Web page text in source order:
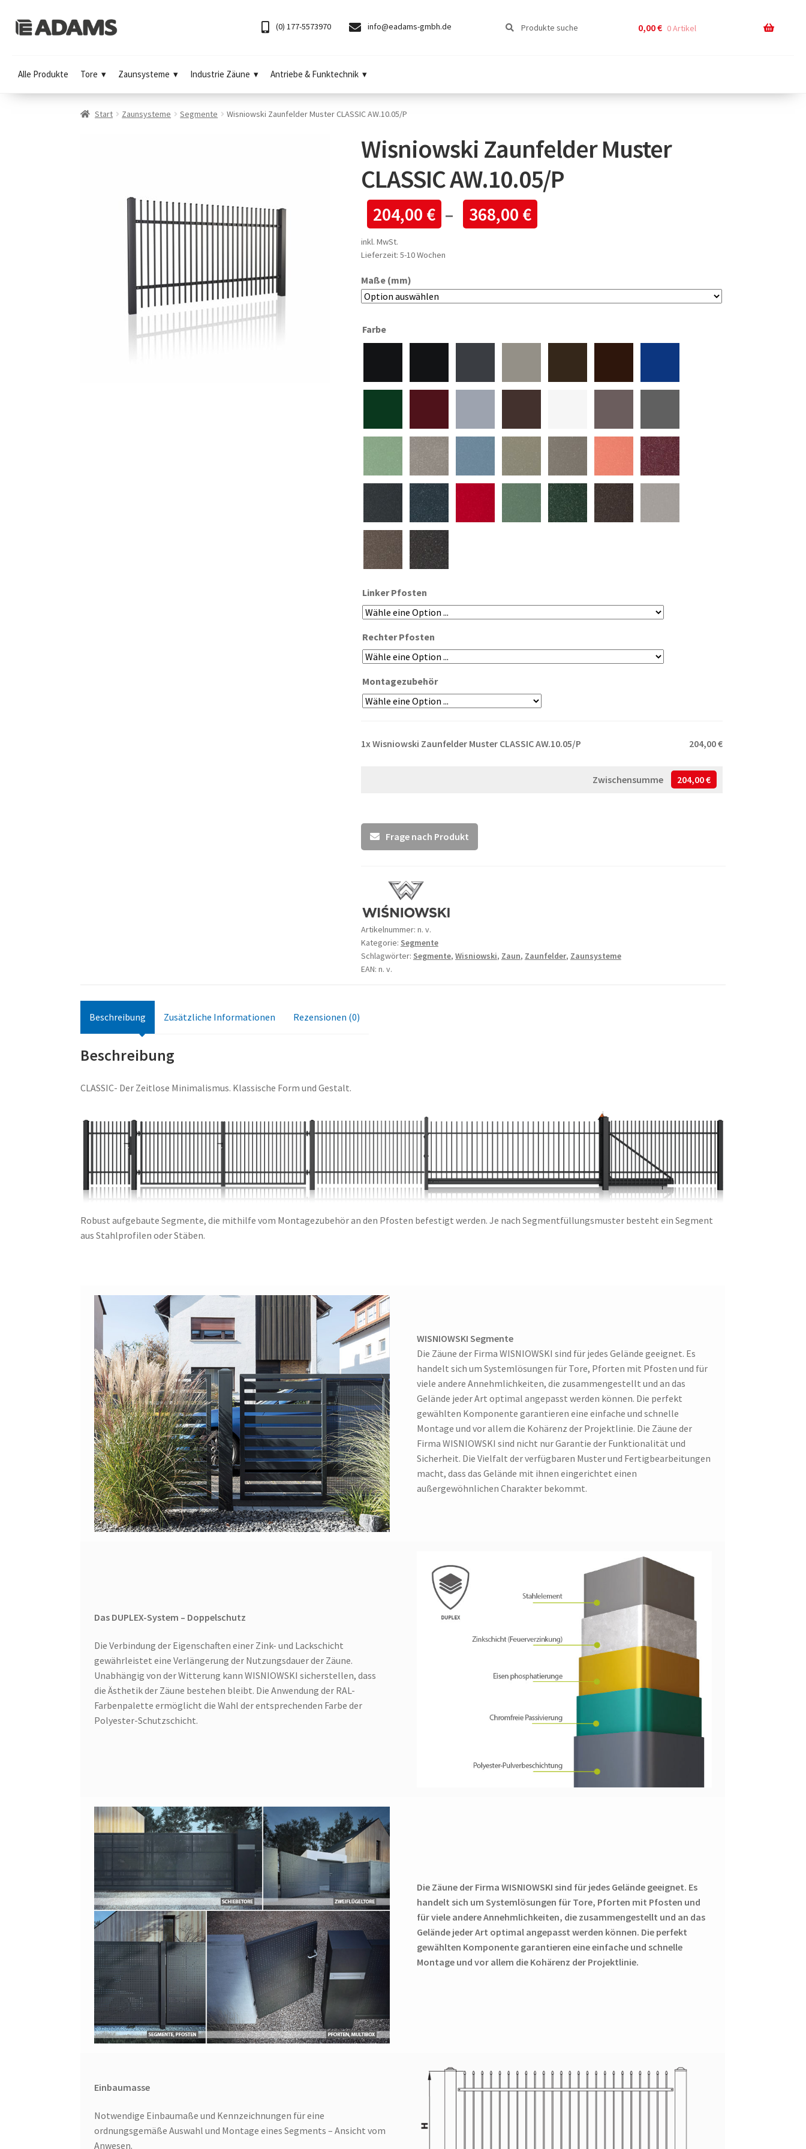
(0) 177-5573970 info@eadams-gmbh.de
nach:
0,00€ 0 Artikel
Alle Produkte Tore Zaunsysteme Industrie Zäune Antriebe & Funktechnik
Start Zaunsysteme Segmente Wisniowski Zaunfelder Muster CLASSIC AW.10.05/P
Wisniowski Zaunfelder Muster
CLASSIC AW.10.05/P
204,00 € – 368,00 €
inkl. MwSt.
Lieferzeit: 5-10 Wochen
Maße (mm)
Farbe
Linker Pfosten
Rechter Pfosten
Montagezubehör
1xWisniowski Zaunfelder Muster CLASSIC AW.10.05/P 204,00 €
Zwischensumme 204,00 €
Frage nach Produkt
Artikelnummer: n. v.
Kategorie: Segmente
Schlagwörter: Segmente, Wisniowski, Zaun, Zaunfelder, Zaunsysteme
EAN: n. v.
Beschreibung Zusätzliche Informationen Rezensionen (0)
Beschreibung
CLASSIC- Der Zeitlose Minimalismus. Klassische Form und Gestalt.
Robust aufgebaute Segmente, die mithilfe vom Montagezubehör an den Pfosten befestigt werden. Je nach Segmentfüllungsmuster besteht ein Segment
aus Stahlprofilen oder Stäben.
WISNIOWSKI Segmente
Die Zäune der Firma WISNIOWSKI sind für jedes Gelände geeignet. Es
handelt sich um Systemlösungen für Tore, Pforten mit Pfosten und für
viele andere Annehmlichkeiten, die zusammengestellt und an das
Gelände jeder Art optimal angepasst werden können. Die perfekt
gewählten Komponente garantieren eine einfache und schnelle
Montage und vor allem die Kohärenz der Projektlinie. Die Zäune der
Firma WISNIOWSKI sind nicht nur Garantie der Funktionalität und
Sicherheit. Die Vielfalt der verfügbaren Muster und Fertigbearbeitungen
macht, dass das Gelände mit ihnen eingerichtet einen
außergewöhnlichen Charakter bekommt.
Das DUPLEX-System – Doppelschutz
Die Verbindung der Eigenschaften einer Zink- und Lackschicht
gewährleistet eine Verlängerung der Nutzungsdauer der Zäune.
Unabhängig von der Witterung kann WISNIOWSKI sicherstellen, dass
die Ästhetik der Zäune bestehen bleibt. Die Anwendung der RAL-
Farbenpalette ermöglicht die Wahl der entsprechenden Farbe der
Polyester-Schutzschicht.
Die Zäune der Firma WISNIOWSKI sind für jedes Gelände geeignet. Es
handelt sich um Systemlösungen für Tore, Pforten mit Pfosten und
für viele andere Annehmlichkeiten, die zusammengestellt und an das
Gelände jeder Art optimal angepasst werden können. Die perfekt
gewählten Komponente garantieren eine einfache und schnelle
Montage und vor allem die Kohärenz der Projektlinie.
Einbaumasse
Notwendige Einbaumaße und Kennzeichnungen für eine
ordnungsgemäße Auswahl und Montage eines Segments – Ansicht vom
Anwesen.